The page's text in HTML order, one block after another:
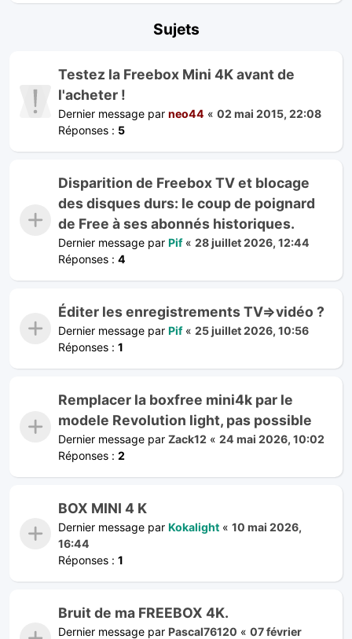
Sujets
Testez la Freebox Mini 4K avant de
l'acheter !
Dernier message par neo44 « 02 mai 2015, 22:08
Réponses : 5
Disparition de Freebox TV et blocage
des disques durs: le coup de poignard
de Free à ses abonnés historiques.
Dernier message par Pif« 28 juillet 2026, 12:44
Réponses : 4
Éditer les enregistrements TV=>vidéo ?
Dernier message par Pif« 25 juillet 2026, 10:56
Réponses : 1
Remplacer la boxfree mini4k par le
modele Revolution light, pas possible
Dernier message par Zack12 « 24 mai 2026, 10:02
Réponses : 2
BOX MINI 4 K
Dernier message par Kokalight « 10 mai 2026,
16:44
Réponses : 1
Bruit de ma FREEBOX 4K.
Dernier message par Pascal76120 « 07 février